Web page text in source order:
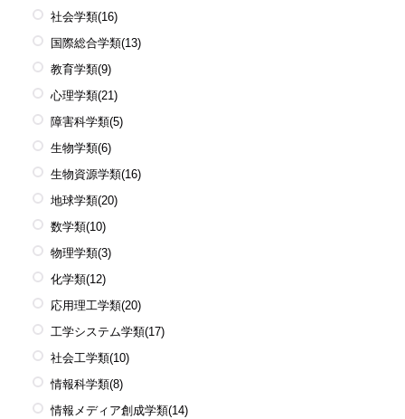
社会学類(16)
国際総合学類(13)
教育学類(9)
心理学類(21)
障害科学類(5)
生物学類(6)
生物資源学類(16)
地球学類(20)
数学類(10)
物理学類(3)
化学類(12)
応用理工学類(20)
工学システム学類(17)
社会工学類(10)
情報科学類(8)
情報メディア創成学類(14)